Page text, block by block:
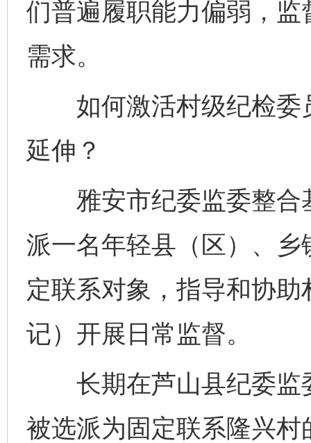
们普遍履职能力偏弱，
需求。
如何激活村级纪检委
延伸？
雅安市纪委监委整合
派一名年轻县（区）、
定联系对象，指导和协
记）开展日常监督。
长期在芦山县纪委监
被选派为固定联系隆兴